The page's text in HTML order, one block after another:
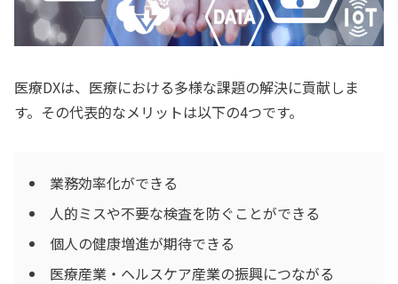
医療DXは、医療における多様な課題の解決に貢献しま
す。その代表的なメリットは以下の4つです。
業務効率化ができる
人的ミスや不要な検査を防ぐことができる
個人の健康増進が期待できる
医療産業・ヘルスケア産業の振興につながる